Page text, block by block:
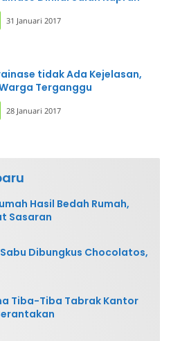
31 Januari 2017
tidak Ada Kejelasan,
Terganggu
28 Januari 2017
Hasil Bedah Rumah,
Sasaran
Dibungkus Chocolatos,
Tiba-Tiba Tabrak Kantor